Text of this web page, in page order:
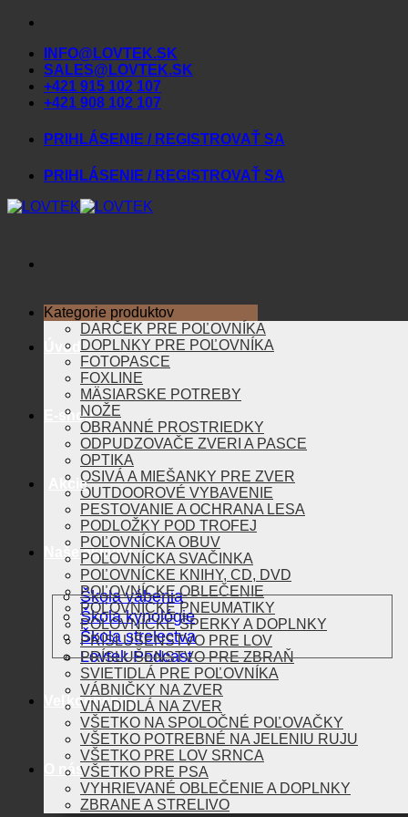
Skip
contentINFO@LOVTEK.SK
SALES@LOVTEK.SK
+421 915 102 107
+421 908 102 107
PRIHLÁSENIE / REGISTROVAŤ SA
PRIHLÁSENIE / REGISTROVAŤ SA
Úvod
E-shop
Akcie
Naše aktivity
Škola vábenia
Škola kynológie
Škola strelectva
Lovtek Podcast
Veľkoobchod
O nás
Kategorie produktov
DARČEK PRE POĽOVNÍKA
DOPLNKY PRE POĽOVNÍKA
FOTOPASCE
FOXLINE
MÄSIARSKE POTREBY
NOŽE
OBRANNÉ PROSTRIEDKY
ODPUDZOVAČE ZVERI A PASCE
OPTIKA
OSIVÁ A MIEŠANKY PRE ZVER
OUTDOOROVÉ VYBAVENIE
PESTOVANIE A OCHRANA LESA
PODLOŽKY POD TROFEJ
POĽOVNÍCKA OBUV
POĽOVNÍCKA SVAČINKA
POĽOVNÍCKE KNIHY, CD, DVD
POĽOVNÍCKE OBLEČENIE
POĽOVNÍCKE PNEUMATIKY
POĽOVNÍCKE ŠPERKY A DOPLNKY
PRÍSLUŠENSTVO PRE LOV
PRÍSLUŠENSTVO PRE ZBRAŇ
SVIETIDLÁ PRE POĽOVNÍKA
VÁBNIČKY NA ZVER
VNADIDLÁ NA ZVER
VŠETKO NA SPOLOČNÉ POĽOVAČKY
VŠETKO POTREBNÉ NA JELENIU RUJU
VŠETKO PRE LOV SRNCA
VŠETKO PRE PSA
VYHRIEVANÉ OBLEČENIE A DOPLNKY
ZBRANE A STRELIVO